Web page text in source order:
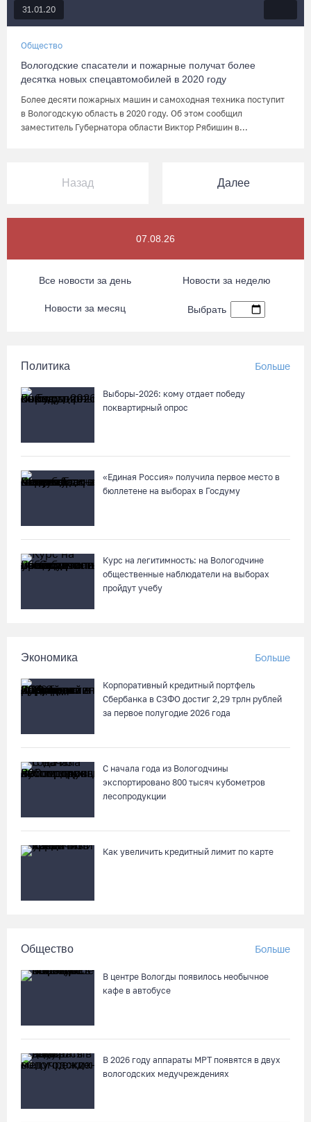
31.01.20
Общество
Вологодские спасатели и пожарные получат более
десятка новых спецавтомобилей в 2020 году
Более десяти пожарных машин и самоходная техника поступит
в Вологодскую область в 2020 году. Об этом сообщил
заместитель Губернатора области Виктор Рябишин в...
Назад Далее
07.08.26
Все новости за день Новости за неделю
Новости за месяц Выбрать
Политика Больше
Выборы-2026: кому отдает победу
поквартирный опрос
«Единая Россия» получила первое место в
бюллетене на выборах в Госдуму
Курс на легитимность: на Вологодчине
общественные наблюдатели на выборах
пройдут учебу
Экономика Больше
Корпоративный кредитный портфель
Сбербанка в СЗФО достиг 2,29 трлн рублей
за первое полугодие 2026 года
С начала года из Вологодчины
экспортировано 800 тысяч кубометров
лесопродукции
Как увеличить кредитный лимит по карте
Общество Больше
В центре Вологды появилось необычное
кафе в автобусе
В 2026 году аппараты МРТ появятся в двух
вологодских медучреждениях